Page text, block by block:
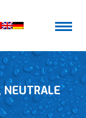
NEUTRALE